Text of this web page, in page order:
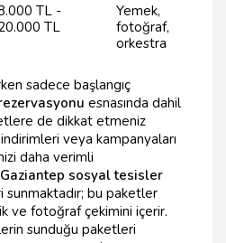
TL -
TL
Yemek,
fotoğraf,
orkestra
sadece başlangıç
esnasında dahil
de dikkat etmeniz
indirimleri veya kampanyaları
daha verimli
Gaziantep sosyal tesisler
bu paketler
ve fotoğraf çekimini içerir.
sunduğu paketleri